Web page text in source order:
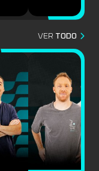
VER TODO